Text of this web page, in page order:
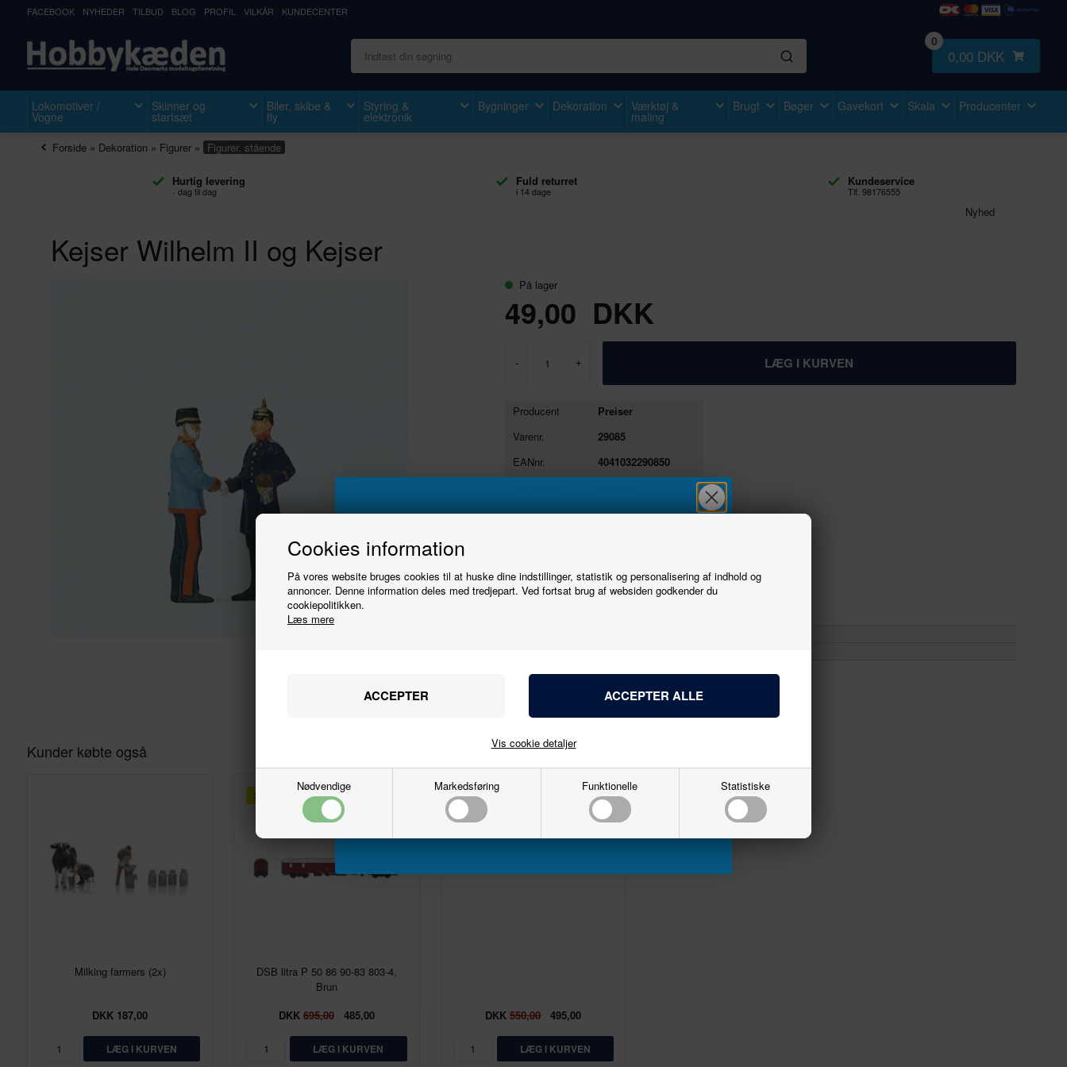
Cookies information
På vores website bruges cookies til at huske dine indstillinger, statistik og personalisering af indhold og
annoncer. Denne information deles med tredjepart. Ved fortsat brug af websiden godkender du
cookiepolitikken.
Læs mere
Nødvendige Markedsføring Funktionelle Statistiske
Vis cookie detaljer
FACEBOOK NYHEDER TILBUD BLOG PROFIL VILKÅR KUNDECENTER
0
0,00 DKK
Lokomotiver /
Vogne
Skinner og
startsæt
Biler, skibe &
fly
Styring &
elektronik
Bygninger Dekoration Værktøj &
maling
Brugt Bøger Gavekort Skala Producenter
Forside» Dekoration » Figurer» Figurer, stående
Hurtig levering
- dag til dag
Fuld returret
i 14 dage
Kundeservice
Tlf. 98176555
Nyhed
Kejser Wilhelm II og Kejser
På lager
49,00 DKK
- +
Producent
Preiser
Varenr.
29085
EANnr.
4041032290850
Ny i butikken
10/06/2024
Kunder købte også
Milking farmers (2x)
DKK 187,00
30%
DSB litra P 50 86 90-83 803-4,
Brun
DKK 695,00 485,00
10%
DKK550,00 495,00
nyhedsbrevet